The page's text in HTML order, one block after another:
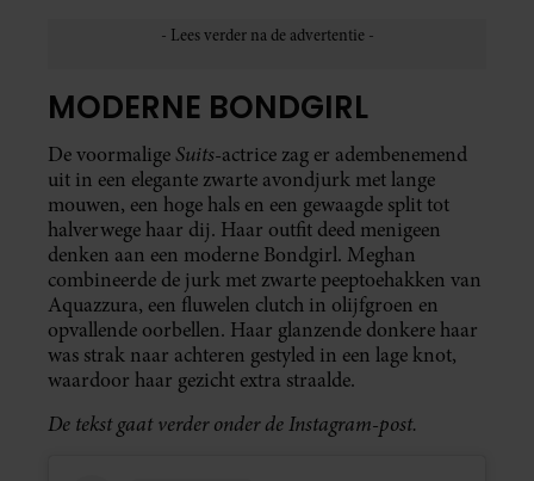
MODERNE BONDGIRL
De voormalige Suits-actrice zag er adembenemend
uit in een elegante zwarte avondjurk met lange
mouwen, een hoge hals en een gewaagde split tot
halverwege haar dij. Haar outfit deed menigeen
denken aan een moderne Bondgirl. Meghan
combineerde de jurk met zwarte peeptoehakken van
Aquazzura, een fluwelen clutch in olijfgroen en
opvallende oorbellen. Haar glanzende donkere haar
was strak naar achteren gestyled in een lage knot,
waardoor haar gezicht extra straalde.
De tekst gaat verder onder de Instagram-post.